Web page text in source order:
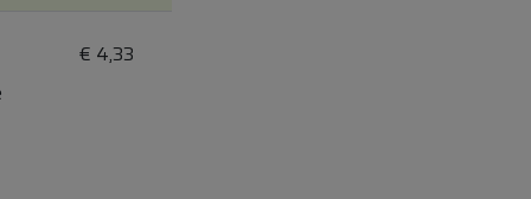
€ 4,33